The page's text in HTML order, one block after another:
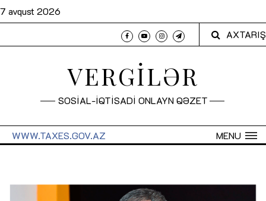
7 avqust 2026
AXTARIŞ
VERGİLƏR
SOSİAL-İQTİSADİ ONLAYN QƏZET
MENU
WWW.TAXES.GOV.AZ